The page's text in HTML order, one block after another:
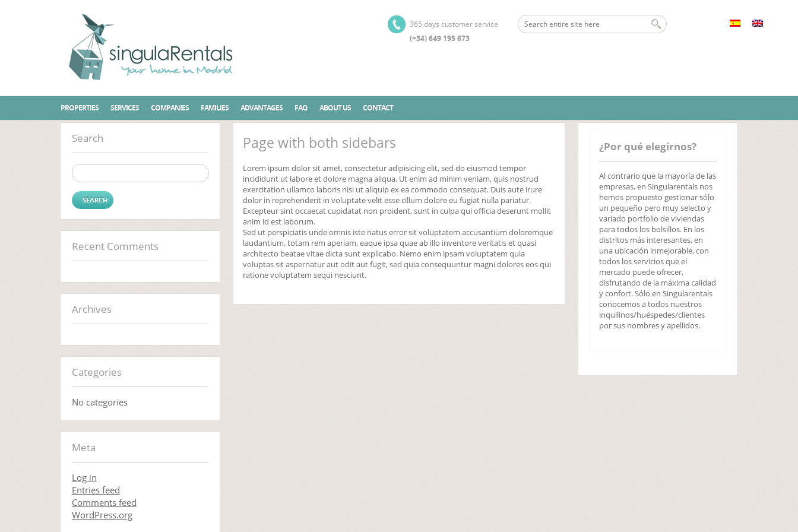
365 days customer service
(+34) 649 195 673
PROPERTIES SERVICES COMPANIES FAMILIES ADVANTAGES FAQ ABOUT US CONTACT
Search
Search for:
Recent Comments
Archives
Categories
No categories
Meta
Log in
Entries feed
Comments feed
WordPress.org
Page with both sidebars
Lorem ipsum dolor sit amet, consectetur adipisicing elit, sed do eiusmod tempor
incididunt ut labore et dolore magna aliqua. Ut enim ad minim veniam, quis nostrud
exercitation ullamco laboris nisi ut aliquip ex ea commodo consequat. Duis aute irure
dolor in reprehenderit in voluptate velit esse cillum dolore eu fugiat nulla pariatur.
Excepteur sint occaecat cupidatat non proident, sunt in culpa qui officia deserunt mollit
anim id est laborum.
Sed ut perspiciatis unde omnis iste natus error sit voluptatem accusantium doloremque
laudantium, totam rem aperiam, eaque ipsa quae ab illo inventore veritatis et quasi
architecto beatae vitae dicta sunt explicabo. Nemo enim ipsam voluptatem quia
voluptas sit aspernatur aut odit aut fugit, sed quia consequuntur magni dolores eos qui
ratione voluptatem sequi nesciunt.
¿Por qué elegirnos?
Al contrario que la mayoría de las
empresas, en Singularentals nos
hemos propuesto gestionar sólo
un pequeño pero muy selecto y
variado portfolio de viviendas
para todos los bolsillos. En los
distritos más interesantes, en
una ubicación inmejorable, con
todos los servicios que el
mercado puede ofrecer,
disfrutando de la máxima calidad
y confort. Sólo en Singularentals
conocemos a todos nuestros
inquilinos/huéspedes/clientes
por sus nombres y apellidos.